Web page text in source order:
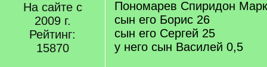
На сайте с
2009 г.
Рейтинг:
15870
Пономарев Спиридон
сын его Борис 26
сын его Сергей 25
у него сын Василей 0,5